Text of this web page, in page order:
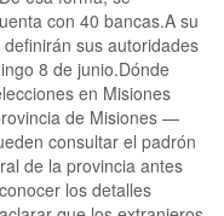
con 40 bancas.A su
sus autoridades
8 de junio.Dónde
en Misiones
de Misiones —
consultar el padrón
de la provincia antes
los detalles